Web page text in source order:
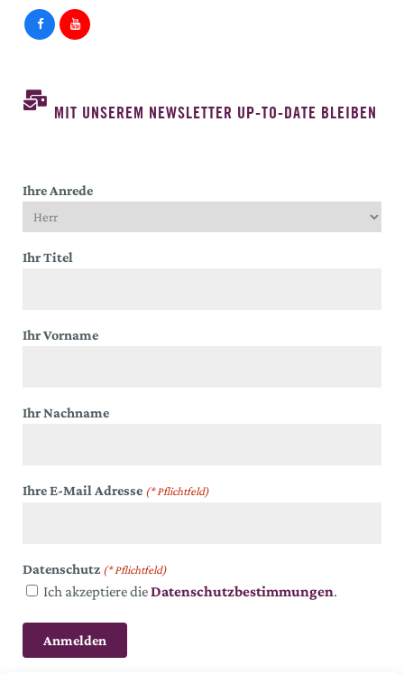
MIT UNSEREM NEWSLETTER UP-TO-DATE BLEIBEN
Ihre Anrede
Ihr Titel
Ihr Vorname
Ihr Nachname
Ihre E-Mail Adresse (* Pflichtfeld)
Datenschutz (* Pflichtfeld)
Ich akzeptiere dieDatenschutzbestimmungen.